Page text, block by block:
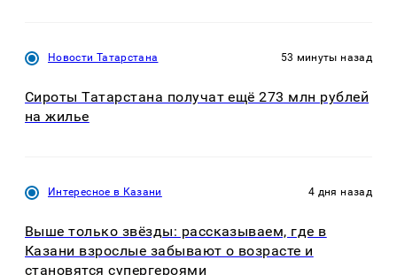
Новости Татарстана 53 минуты назад
Сироты Татарстана получат ещё 273 млн рублей
на жилье
Интересное в Казани 4 дня назад
Выше только звёзды: рассказываем, где в
Казани взрослые забывают о возрасте и
становятся супергероями